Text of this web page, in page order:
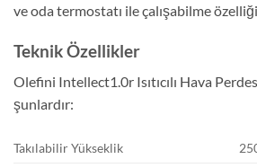
ve oda termostatı ile çalışabilme
Teknik Özellikler
Olefini Intellect1.0r Isıtıcılı Hava
şunlardır:
Takılabilir Yükseklik